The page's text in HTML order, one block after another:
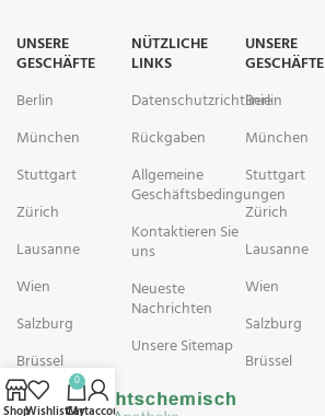
UNSERE
GESCHÄFTE
Berlin
München
Stuttgart
Zürich
Lausanne
Wien
Salzburg
Brüssel
NÜTZLICHE
LINKS
Datenschutzrichtlinie
Rückgaben
Allgemeine
Geschäftsbedingungen
Kontaktieren Sie
uns
Neueste
Nachrichten
Unsere Sitemap
UNSERE
GESCHÄFTE
Berlin
München
Stuttgart
Zürich
Lausanne
Wien
Salzburg
Brüssel
ShopWishlist
0
Cart
My account